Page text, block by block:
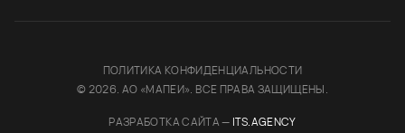
работу сайта и предоставить вам больше
возможностей. Продолжая использовать сайт,
ПОЛИТИКА КОНФИДЕНЦИАЛЬНОСТИ
© 2026. АО «МАПЕИ». ВСЕ ПРАВА ЗАЩИЩЕНЫ.
РАЗРАБОТКА САЙТА — ITS.AGENCY